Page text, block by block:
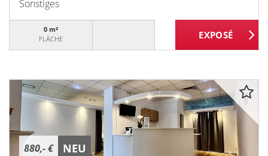
Sonstiges
0 m²
FLÄCHE
880,- € NEU